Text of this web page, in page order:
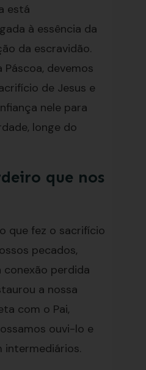
está
à essência da
da escravidão.
devemos
de Jesus e
nele para
longe do
que nos
que fez o sacrifício
pecados,
perdida
a nossa
com o Pai,
ouvi-lo e
intermediários.